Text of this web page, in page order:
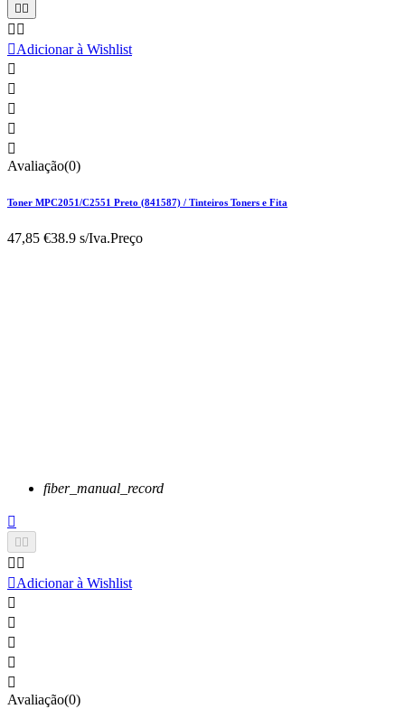
 
 
Adicionar à Wishlist





Avaliação(0)
Toner MPC2051/C2551 Preto (841587) / Tinteiros Toners e Fita
47,85 €38.9 s/Iva.Preço
fiber_manual_record

 
 
Adicionar à Wishlist





Avaliação(0)